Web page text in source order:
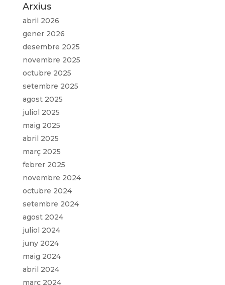
Arxius
abril 2026
gener 2026
desembre 2025
novembre 2025
octubre 2025
setembre 2025
agost 2025
juliol 2025
maig 2025
abril 2025
març 2025
febrer 2025
novembre 2024
octubre 2024
setembre 2024
agost 2024
juliol 2024
juny 2024
maig 2024
abril 2024
març 2024